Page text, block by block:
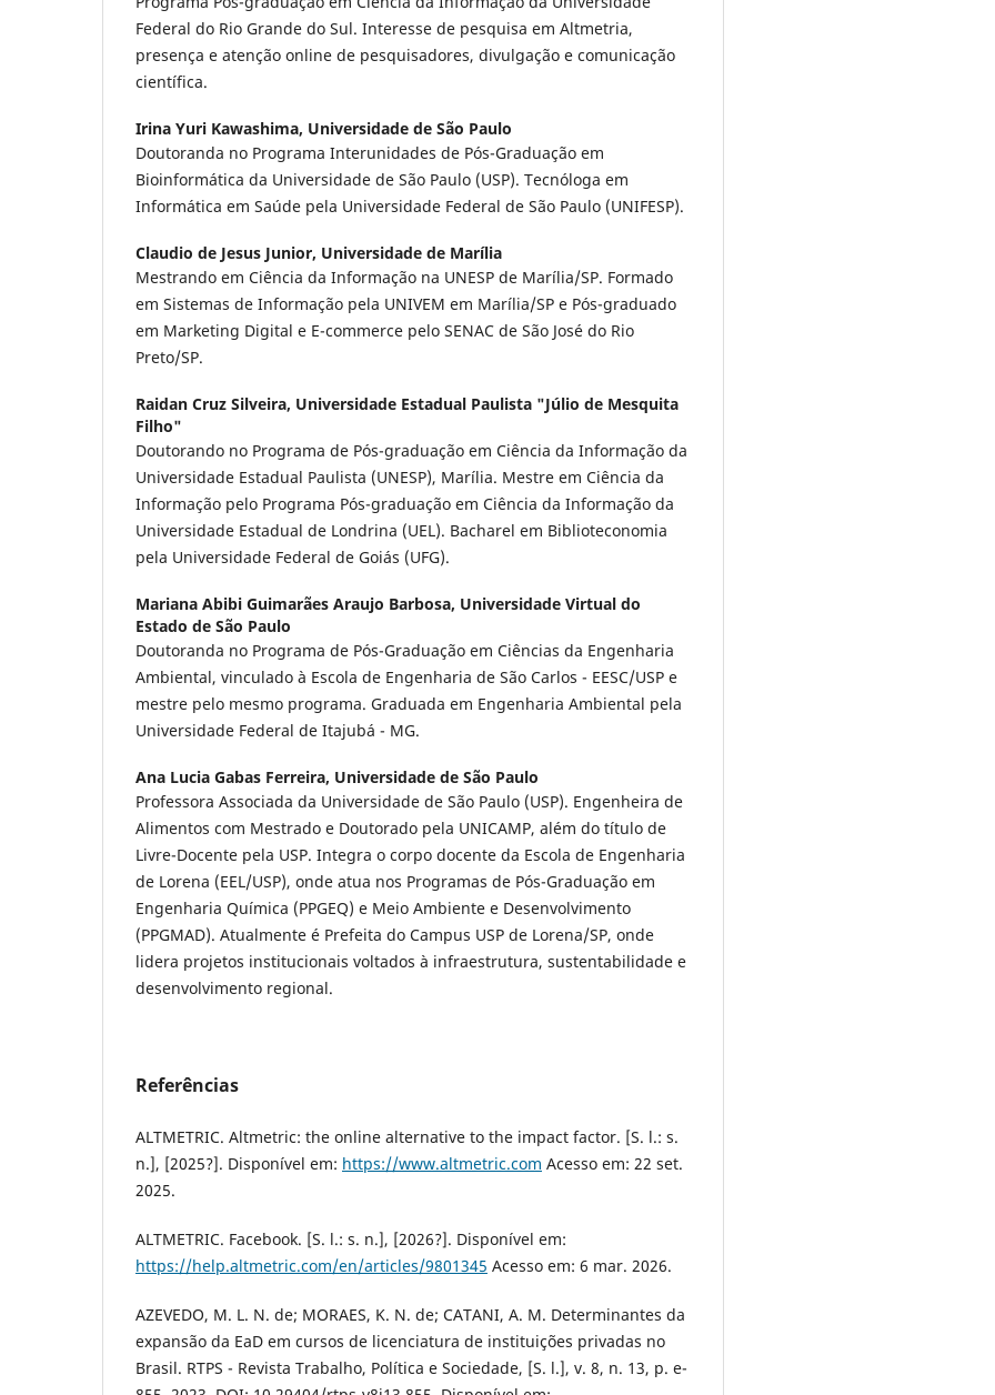
Federal do Rio Grande do Sul. Interesse de pesquisa em Altmetria,
presença e atenção online de pesquisadores, divulgação e comunicação
científica.
Irina Yuri Kawashima, Universidade de São Paulo
Doutoranda no Programa Interunidades de Pós-Graduação em
Bioinformática da Universidade de São Paulo (USP). Tecnóloga em
Informática em Saúde pela Universidade Federal de São Paulo (UNIFESP).
Claudio de Jesus Junior, Universidade de Marília
Mestrando em Ciência da Informação na UNESP de Marília/SP. Formado
em Sistemas de Informação pela UNIVEM em Marília/SP e Pós-graduado
em Marketing Digital e E-commerce pelo SENAC de São José do Rio
Preto/SP.
Raidan Cruz Silveira, Universidade Estadual Paulista "Júlio de Mesquita
Filho"
Doutorando no Programa de Pós-graduação em Ciência da Informação da
Universidade Estadual Paulista (UNESP), Marília. Mestre em Ciência da
Informação pelo Programa Pós-graduação em Ciência da Informação da
Universidade Estadual de Londrina (UEL). Bacharel em Biblioteconomia
pela Universidade Federal de Goiás (UFG).
Mariana Abibi Guimarães Araujo Barbosa, Universidade Virtual do
Estado de São Paulo
Doutoranda no Programa de Pós-Graduação em Ciências da Engenharia
Ambiental, vinculado à Escola de Engenharia de São Carlos - EESC/USP e
mestre pelo mesmo programa. Graduada em Engenharia Ambiental pela
Universidade Federal de Itajubá - MG.
Ana Lucia Gabas Ferreira, Universidade de São Paulo
Professora Associada da Universidade de São Paulo (USP). Engenheira de
Alimentos com Mestrado e Doutorado pela UNICAMP, além do título de
Livre-Docente pela USP. Integra o corpo docente da Escola de Engenharia
de Lorena (EEL/USP), onde atua nos Programas de Pós-Graduação em
Engenharia Química (PPGEQ) e Meio Ambiente e Desenvolvimento
(PPGMAD). Atualmente é Prefeita do Campus USP de Lorena/SP, onde
lidera projetos institucionais voltados à infraestrutura, sustentabilidade e
desenvolvimento regional.
Referências
ALTMETRIC. Altmetric: the online alternative to the impact factor. [S. l.: s.
n.], [2025?]. Disponível em: https://www.altmetric.com Acesso em: 22 set.
2025.
ALTMETRIC. Facebook. [S. l.: s. n.], [2026?]. Disponível em:
https://help.altmetric.com/en/articles/9801345 Acesso em: 6 mar. 2026.
AZEVEDO, M. L. N. de; MORAES, K. N. de; CATANI, A. M. Determinantes da
expansão da EaD em cursos de licenciatura de instituições privadas no
Brasil. RTPS - Revista Trabalho, Política e Sociedade, [S. l.], v. 8, n. 13, p. e-